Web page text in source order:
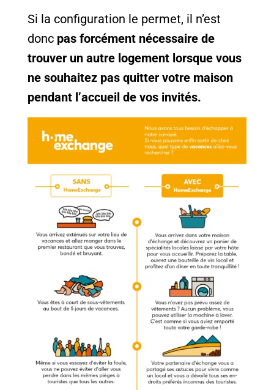
Si la configuration le permet, il n’est
donc pas forcément nécessaire de
trouver un autre logement lorsque vous
ne souhaitez pas quitter votre maison
pendant l’accueil de vos invités.